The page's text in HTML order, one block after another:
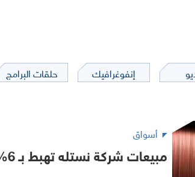
إنفوغرافيك حلقات البرامج
أسواق
مبيعات شركة نستله تهبط بـ 6% خلال الربع الأول